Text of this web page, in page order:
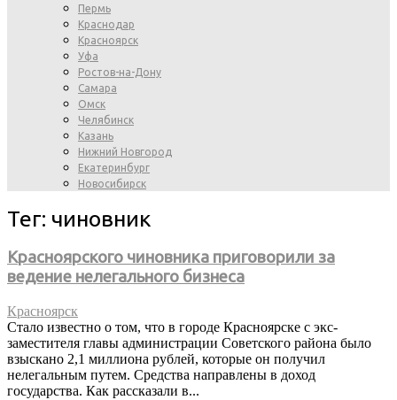
Пермь
Краснодар
Красноярск
Уфа
Ростов-на-Дону
Самара
Омск
Челябинск
Казань
Нижний Новгород
Екатеринбург
Новосибирск
Тег: чиновник
Красноярского чиновника приговорили за
ведение нелегального бизнеса
Красноярск
Стало известно о том, что в городе Красноярске с экс-
заместителя главы администрации Советского района было
взыскано 2,1 миллиона рублей, которые он получил
нелегальным путем. Средства направлены в доход
государства. Как рассказали в...